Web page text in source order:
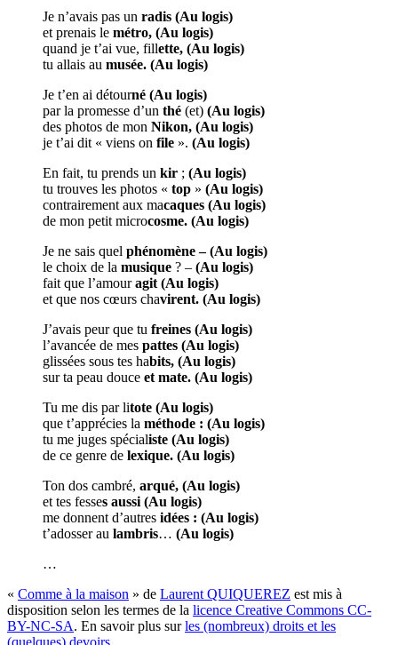
Je n’avais pas un radis (Au logis)
et prenais le métro, (Au logis)
quand je t’ai vue, fillette, (Au logis)
tu allais au musée. (Au logis)
Je t’en ai détourné (Au logis)
par la promesse d’un thé (et) (Au logis)
des photos de mon Nikon, (Au logis)
je t’ai dit « viens on file ». (Au logis)
En fait, tu prends un kir ; (Au logis)
tu trouves les photos « top » (Au logis)
contrairement aux macaques (Au logis)
de mon petit microcosme. (Au logis)
Je ne sais quel phénomène – (Au logis)
le choix de la musique ? – (Au logis)
fait que l’amouragit (Au logis)
et que nos cœurs chavirent. (Au logis)
J’avais peur que tu freines (Au logis)
l’avancée de mes pattes (Au logis)
glissées sous tes habits, (Au logis)
sur ta peau douce et mate. (Au logis)
Tu me dis par litote (Au logis)
que t’apprécies la méthode : (Au logis)
tu me juges spécialiste (Au logis)
de ce genre de lexique. (Au logis)
Ton dos cambré, arqué, (Au logis)
et tes fesses aussi (Au logis)
me donnent d’autres idées : (Au logis)
t’adosser au lambris… (Au logis)
…
« Comme à la maison » de Laurent QUIQUEREZ est mis à
disposition selon les termes de la licence Creative Commons CC-
BY-NC-SA. En savoir plus surles (nombreux) droits et les
(quelques) devoirs